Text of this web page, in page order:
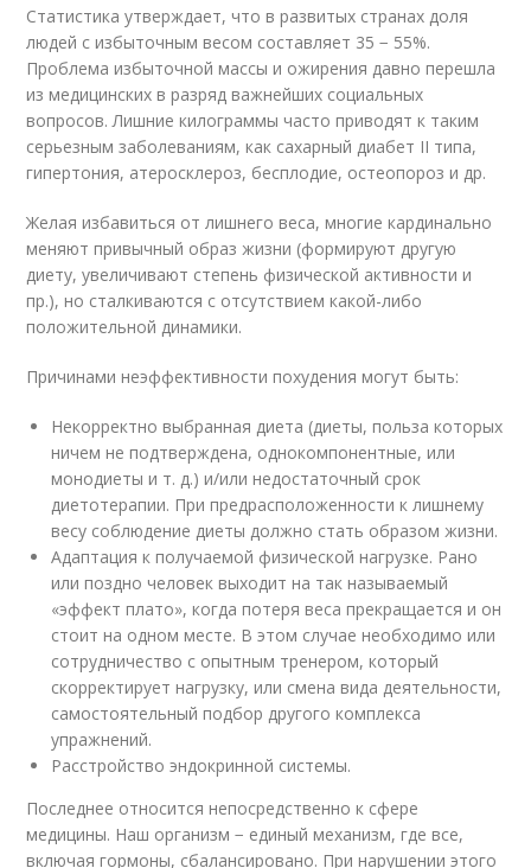
Статистика утверждает, что в развитых странах доля
людей с избыточным весом составляет 35 − 55%.
Проблема избыточной массы и ожирения давно перешла
из медицинских в разряд важнейших социальных
вопросов. Лишние килограммы часто приводят к таким
серьезным заболеваниям, как сахарный диабет II типа,
гипертония, атеросклероз, бесплодие, остеопороз и др.
Желая избавиться от лишнего веса, многие кардинально
меняют привычный образ жизни (формируют другую
диету, увеличивают степень физической активности и
пр.), но сталкиваются с отсутствием какой-либо
положительной динамики.
Причинами неэффективности похудения могут быть:
Некорректно выбранная диета (диеты, польза которых
ничем не подтверждена, однокомпонентные, или
монодиеты и т. д.) и/или недостаточный срок
диетотерапии. При предрасположенности к лишнему
весу соблюдение диеты должно стать образом жизни.
Адаптация к получаемой физической нагрузке. Рано
или поздно человек выходит на так называемый
«эффект плато», когда потеря веса прекращается и он
стоит на одном месте. В этом случае необходимо или
сотрудничество с опытным тренером, который
скорректирует нагрузку, или смена вида деятельности,
самостоятельный подбор другого комплекса
упражнений.
Расстройство эндокринной системы.
Последнее относится непосредственно к сфере
медицины. Наш организм − единый механизм, где все,
включая гормоны, сбалансировано. При нарушении этого